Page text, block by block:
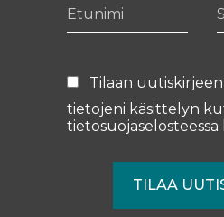
Tilaan
tietojeni käsittelyn
tietosuojaselosteessa